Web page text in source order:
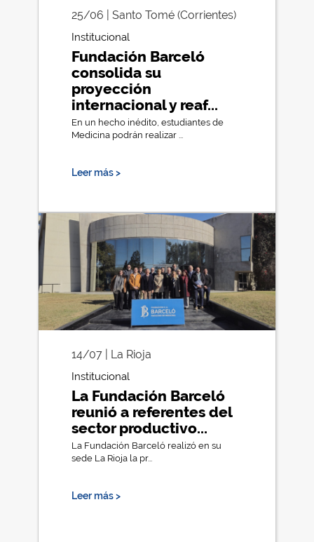
25/06 | Santo Tomé (Corrientes)
Institucional
Fundación Barceló
consolida su
proyección
internacional y reaf...
En un hecho inédito, estudiantes de
Medicina podrán realizar ...
Leer más >
14/07 | La Rioja
Institucional
La Fundación Barceló
reunió a referentes del
sector productivo...
La Fundación Barceló realizó en su
sede La Rioja la pr...
Leer más >